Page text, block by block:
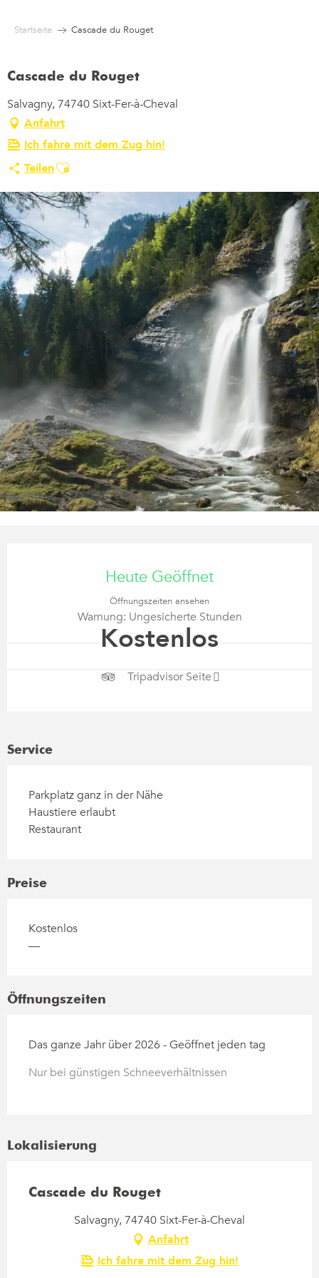
Startseite Cascade du Rouget
Cascade du Rouget
Salvagny, 74740 Sixt-Fer-à-Cheval
Anfahrt
Ich fahre mit dem Zug hin!
TeilenAjouter aux favoris
Heute Geöffnet
Öffnungszeiten ansehen
Warnung: Ungesicherte Stunden
Kostenlos
Tripadvisor Seite
Service
Parkplatz ganz in der Nähe
Haustiere erlaubt
Restaurant
Preise
Kostenlos
—
Öffnungszeiten
Das ganze Jahr über 2026 - Geöffnet jeden tag
Nur bei günstigen Schneeverhältnissen
Lokalisierung
Cascade du Rouget
Salvagny, 74740 Sixt-Fer-à-Cheval
Anfahrt
Ich fahre mit dem Zug hin!